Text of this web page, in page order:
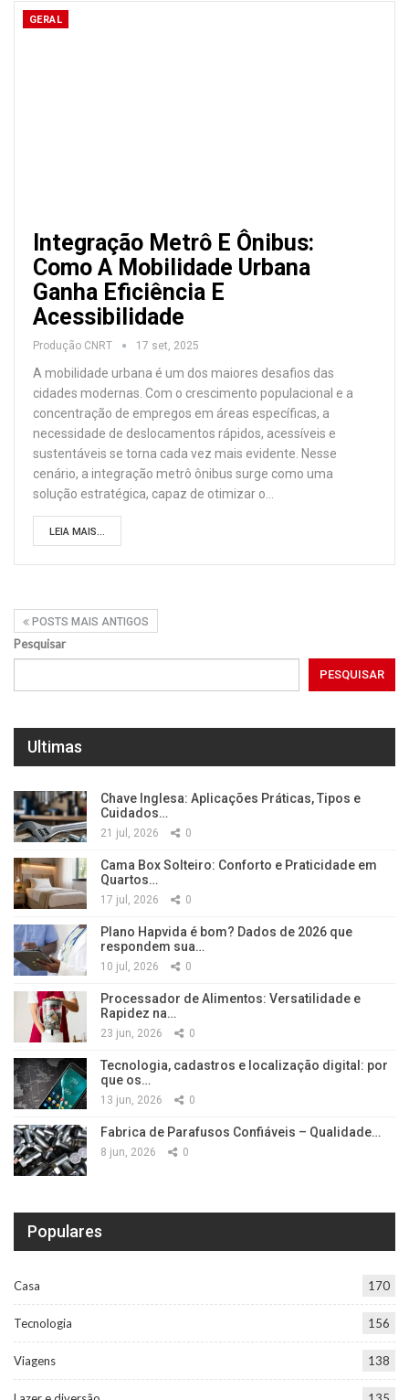
GERAL
Integração Metrô E Ônibus:
Como A Mobilidade Urbana
Ganha Eficiência E
Acessibilidade
Produção CNRT 17 set, 2025
A mobilidade urbana é um dos maiores desafios das
cidades modernas. Com o crescimento populacional e a
concentração de empregos em áreas específicas, a
necessidade de deslocamentos rápidos, acessíveis e
sustentáveis se torna cada vez mais evidente. Nesse
cenário, a integração metrô ônibus surge como uma
solução estratégica, capaz de otimizar o…
LEIA MAIS...
POSTS MAIS ANTIGOS
Pesquisar
PESQUISAR
Ultimas
Chave Inglesa: Aplicações Práticas, Tipos e
Cuidados…
21 jul, 2026 0
Cama Box Solteiro: Conforto e Praticidade em
Quartos…
17 jul, 2026 0
Plano Hapvida é bom? Dados de 2026 que
respondem sua…
10 jul, 2026 0
Processador de Alimentos: Versatilidade e
Rapidez na…
23 jun, 2026 0
Tecnologia, cadastros e localização digital: por
que os…
13 jun, 2026 0
Fabrica de Parafusos Confiáveis – Qualidade…
8 jun, 2026 0
Populares
Casa 170
Tecnologia 156
Viagens 138